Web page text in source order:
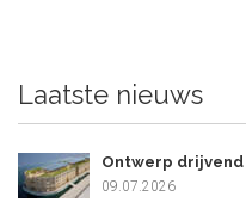
Laatste nieuws
Ontwerp
09.07.2026